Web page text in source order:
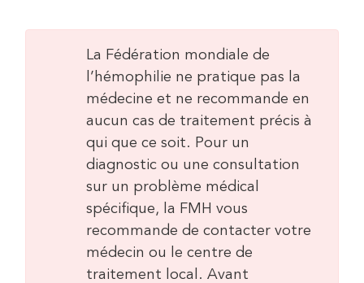
La Fédération mondiale de
l’hémophilie ne pratique pas la
médecine et ne recommande en
aucun cas de traitement précis à
qui que ce soit. Pour un
diagnostic ou une consultation
sur un problème médical
spécifique, la FMH vous
recommande de contacter votre
médecin ou le centre de
traitement local. Avant